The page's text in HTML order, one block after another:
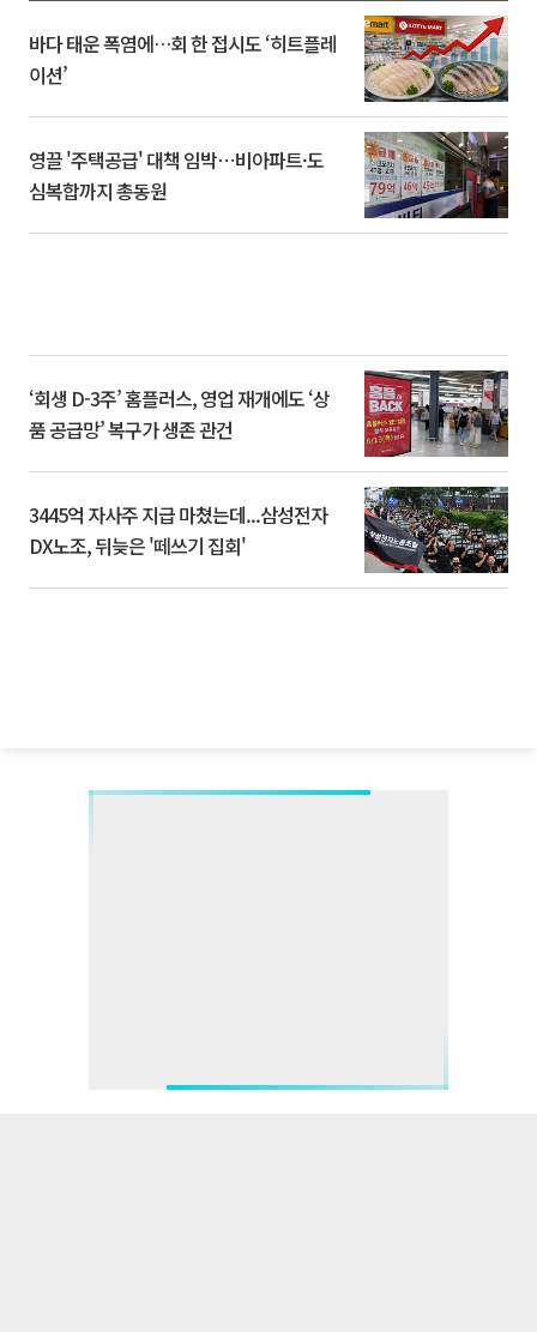
바다 태운 폭염에…회 한 접시도 ‘히트플레
이션’
영끌 '주택공급' 대책 임박⋯비아파트·도
심복합까지 총동원
‘회생 D-3주’ 홈플러스, 영업 재개에도 ‘상
품 공급망’ 복구가 생존 관건
3445억 자사주 지급 마쳤는데...삼성전자
DX노조, 뒤늦은 '떼쓰기 집회'